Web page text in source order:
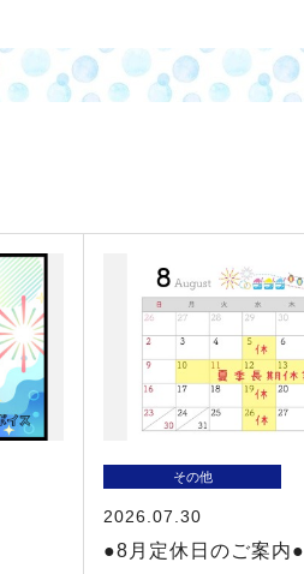
その他
2026.07.30
●8月定休日のご案内●